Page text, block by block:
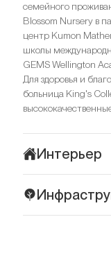
семейного
Blossom Nursery в
центр Kumon
школы
GEMS Wellington
Для здоровья и
больница King's
Интерьер
утонченную
преобладает
освещением
продуманной
непосредственной